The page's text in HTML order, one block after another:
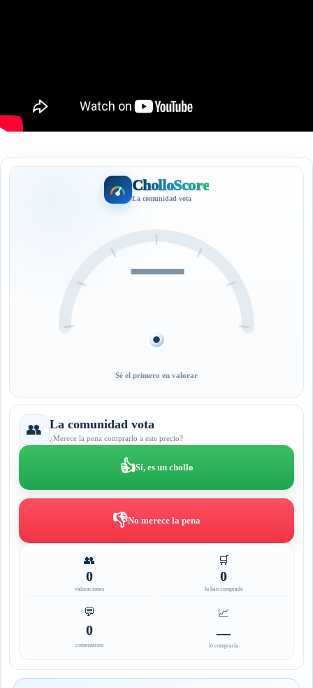
CholloScore
La comunidad vota
—
Sé el primero en valorar
👥 La comunidad vota
¿Merece la pena comprarlo a este precio?
👍Sí, es un chollo
👎No merece la pena
👥
0
valoraciones
🛒
0
lo han comprado
💬
0
comentarios
📈
—
lo compraría